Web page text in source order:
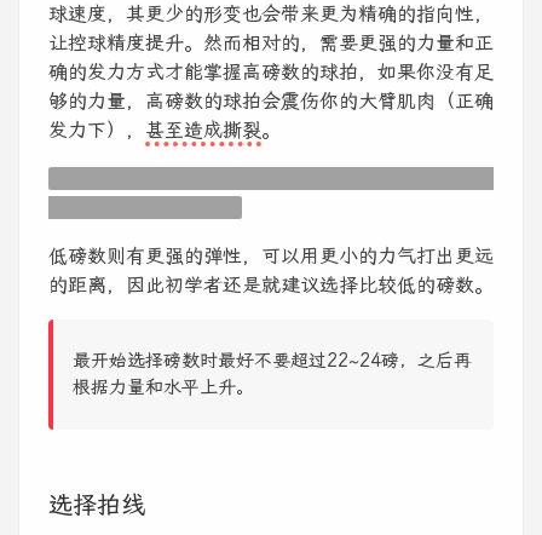
球速度，其更少的形变也会带来更为精确的指向性，
让控球精度提升。然而相对的，需要更强的力量和正
确的发力方式才能掌握高磅数的球拍，如果你没有足
够的力量，高磅数的球拍会震伤你的大臂肌肉（正确
发力下）， 甚至造成撕裂。
低磅数则有更强的弹性，可以用更小的力气打出更远
的距离，因此初学者还是就建议选择比较低的磅数。
最开始选择磅数时最好不要超过22~24磅，之后再
根据力量和水平上升。
选择拍线